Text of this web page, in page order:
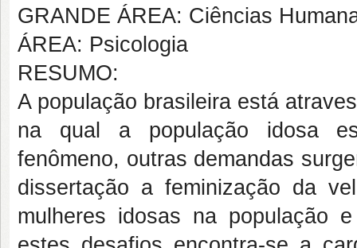
GRANDE ÁREA: Ciências
ÁREA: Psicologia
RESUMO:
A população brasileira está
na qual a população idosa
fenômeno, outras demandas
dissertação a feminização da
mulheres idosas na população